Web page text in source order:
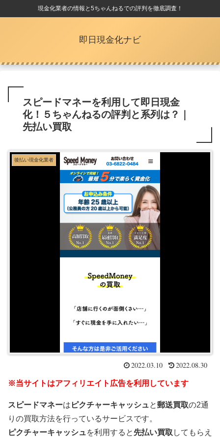
現金化業者の情報と5ちゃんねるでの評判を徹底調査！
即日現金化ナビ
スピードマネーを利用して即日現金
化！５ちゃんねるの評判と系列は？｜
先払い買取
後払い現金化業者
2022.03.10 2022.08.30
※当サイトはアフィリエイト広告を利用しています
スピードマネーは ピクチャーキャッシュと郵送買取の2通
りの買取方法を行っているサービスです。
ピクチャーキャッシュを利用すると 先払い買取 してもらえ